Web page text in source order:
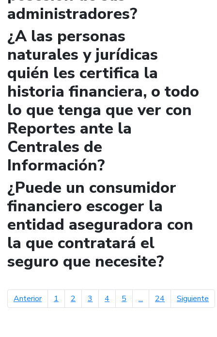
administradores?
¿A las personas
naturales y jurídicas
quién les certifica la
historia financiera, o todo
lo que tenga que ver con
Reportes ante la
Centrales de
Información?
¿Puede un consumidor
financiero escoger la
entidad aseguradora con
la que contratará el
seguro que necesite?
Anteriorpágina anterior
1 2 3 4 5 ... 24 Siguiente